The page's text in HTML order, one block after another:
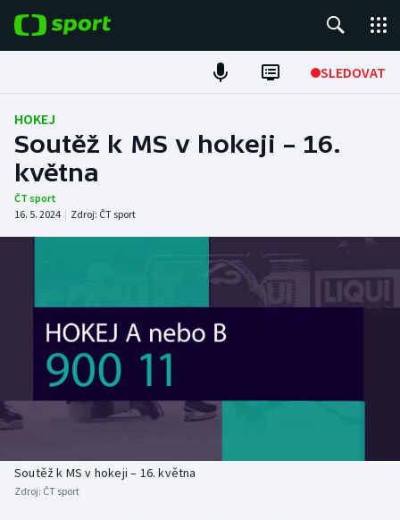
SLEDOVAT
Fotbal
Hokej
Tenis
Atletika
DALŠÍ SPORTY
Americký fotbal
Baseball a softbal
Biatlon
NEPŘEHLÉDNĚTE
Aplikace ČT sport
HOKEJ
Soutěž k MS v hokeji – 16.
května
ČT sport
16. 5. 2024 | Zdroj: ČT sport
Soutěž k MS v hokeji – 16. května
Zdroj: ČT sport